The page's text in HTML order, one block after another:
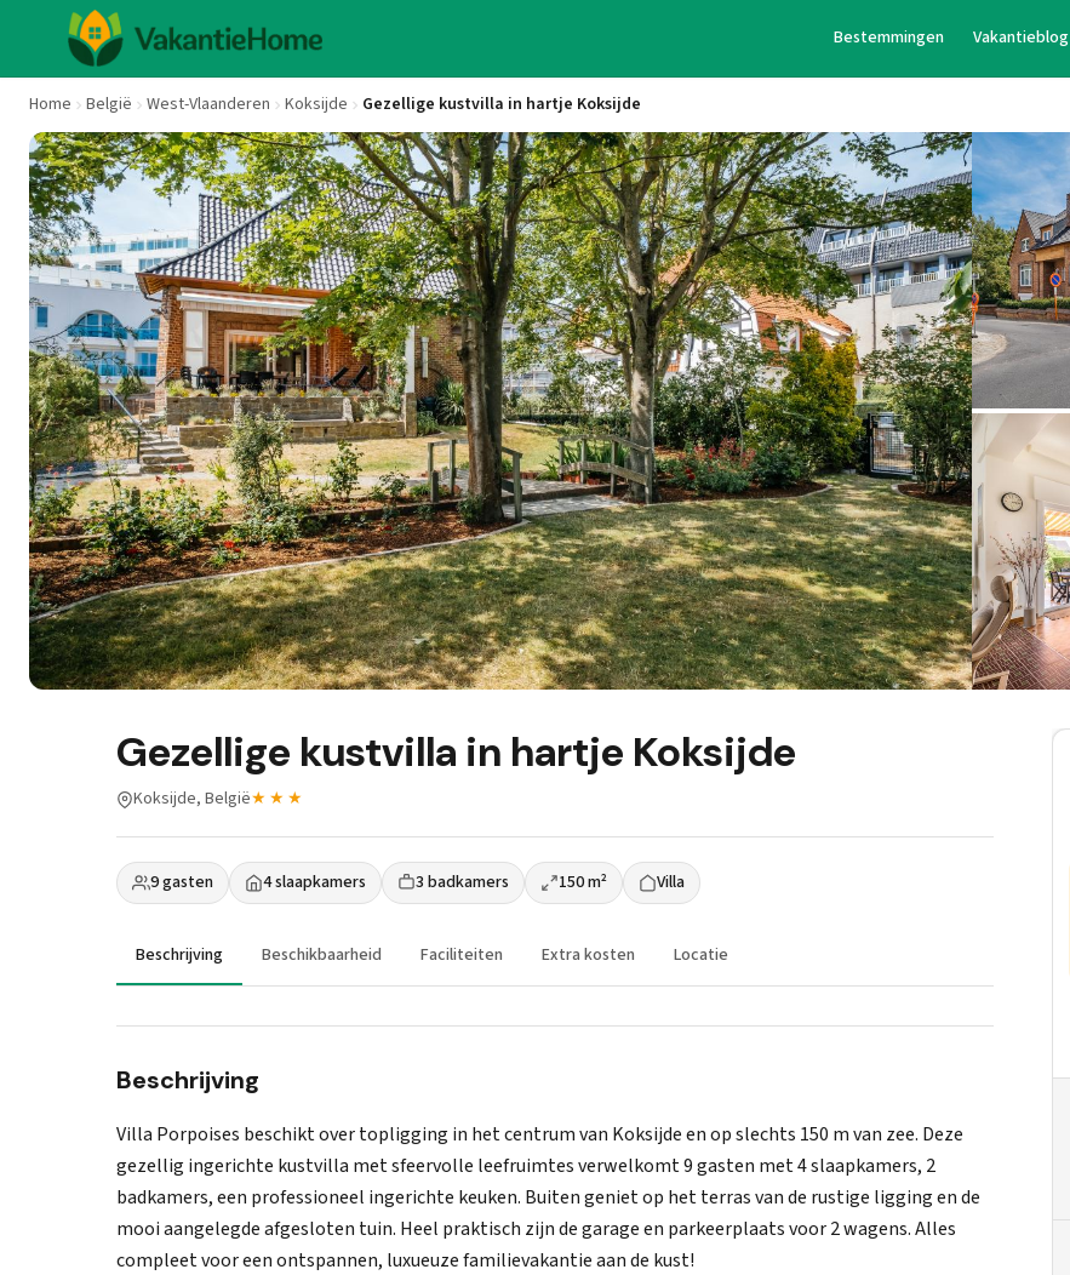
Bestemmingen Vakantieblog
Home België West-Vlaanderen Koksijde Gezellige kustvilla in hartje Koksijde
Gezellige kustvilla in hartje Koksijde
Koksijde, België★★★
9 gasten 4 slaapkamers 3 badkamers 150 m² Villa
Beschrijving Beschikbaarheid Faciliteiten Extra kosten Locatie
Beschrijving
Villa Porpoises beschikt over topligging in het centrum van Koksijde en op slechts 150 m van zee. Deze
gezellig ingerichte kustvilla met sfeervolle leefruimtes verwelkomt 9 gasten met 4 slaapkamers, 2
badkamers, een professioneel ingerichte keuken. Buiten geniet op het terras van de rustige ligging en de
mooi aangelegde afgesloten tuin. Heel praktisch zijn de garage en parkeerplaats voor 2 wagens. Alles
compleet voor een ontspannen, luxueuze familievakantie aan de kust!